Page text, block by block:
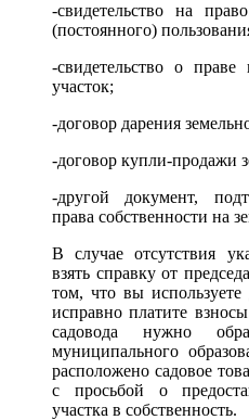
-свидетельство на
(постоянного)
-свидетельство о
участок;
-договор дарения
-договор купли-продажи
-другой документ,
права собственности на
В случае отсутствия
взять справку от
том, что вы
исправно платите
садовода нужно
муниципального
расположено садовое
с просьбой о
участка в собственность.